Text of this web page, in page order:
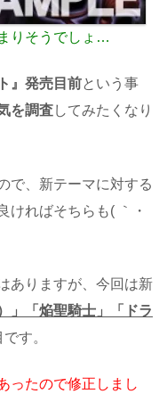
りそうでしょ…
』発売目前という事
を調査してみたくなり
で、新テーマに対する
ければそちらも( ｀・
ありますが、今回は新
」「焔聖騎士」「ドラ
す。
ったので修正しまし